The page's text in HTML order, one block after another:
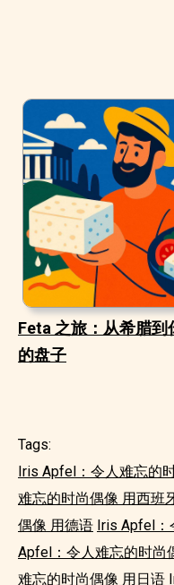
Feta 之旅：从希腊到
的盘子
Tags:
Iris Apfel：令人难忘的
难忘的时尚偶像 用西班
偶像 用德语 Iris Apfel：
Apfel：令人难忘的时尚
难忘的时尚偶像 用日语